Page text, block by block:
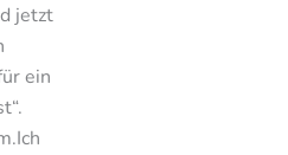
jetzt
ein